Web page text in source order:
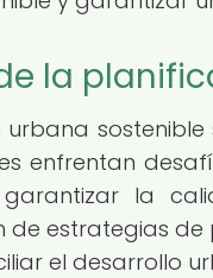
la
urbana
enfrentan
la
de estrategias
el desarrollo